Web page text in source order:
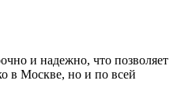
и надежно, что позволяет
в Москве, но и по всей